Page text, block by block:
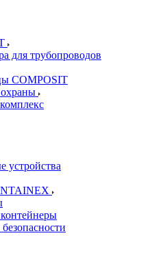
для трубопроводов
COMPOSIT
устройства